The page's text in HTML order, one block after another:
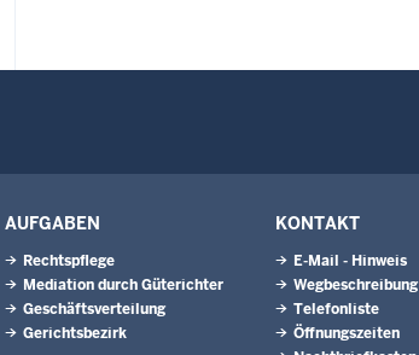
AUFGABEN
Rechtspflege
Mediation durch Güterichter
Geschäftsverteilung
Gerichtsbezirk
KONTAKT
E-Mail - Hinweis
Wegbeschreibung
Telefonliste
Öffnungszeiten